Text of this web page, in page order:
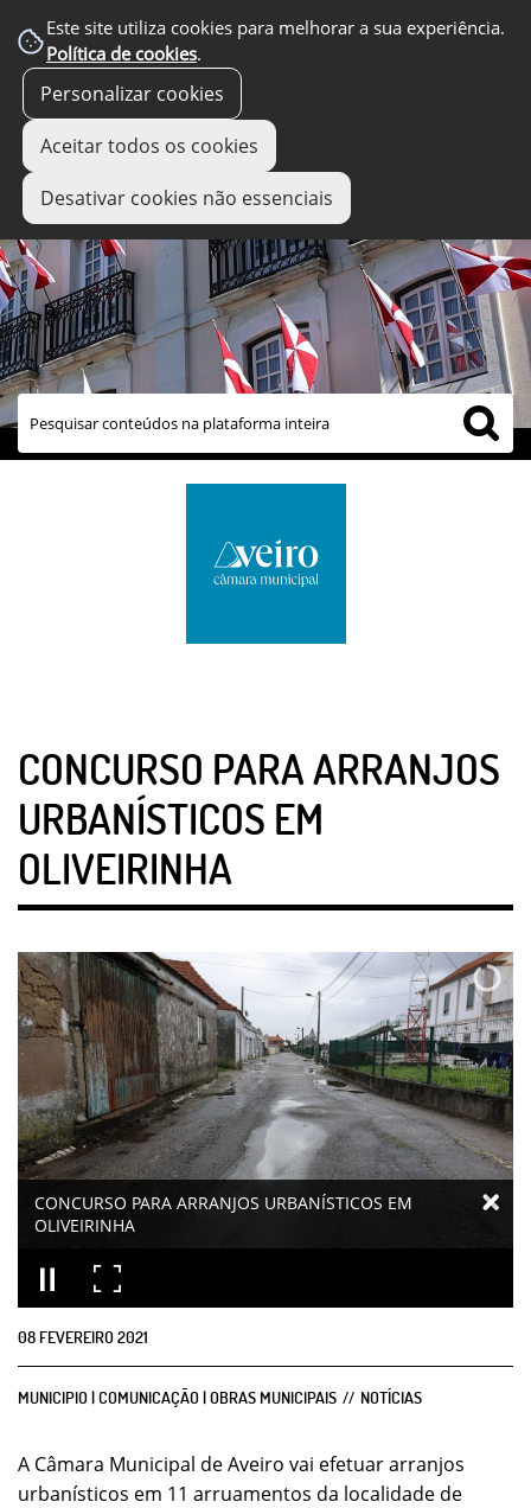
Este site utiliza cookies para melhorar a sua experiência.
Política de cookies.
Personalizar cookies
Aceitar todos os cookies
Desativar cookies não essenciais
links úteis
CONCURSO PARA ARRANJOS
URBANÍSTICOS EM
OLIVEIRINHA
CONCURSO PARA ARRANJOS URBANÍSTICOS EM
OLIVEIRINHA
08 FEVEREIRO2021
MUNICIPIO | COMUNICAÇÃO | OBRAS MUNICIPAIS NOTÍCIAS
A Câmara Municipal de Aveiro vai efetuar arranjos
urbanísticos em 11 arruamentos da localidade de